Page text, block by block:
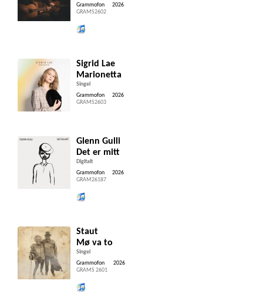
Grammofon
GRAMS2602
2026
Sigrid Lae
Marionetta
Singel
Grammofon
GRAMS2603
2026
Glenn Gulli
Det er mitt
Digitalt
Grammofon
GRAM26187
2026
Staut
Mø va to
Singel
Grammofon
GRAMS 2601
2026